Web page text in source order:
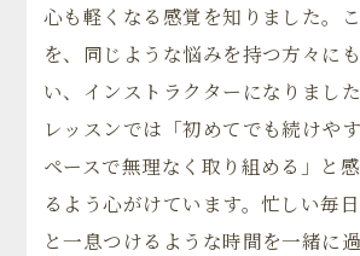
心も軽くなる感覚を知りました。
を、同じような悩みを持つ方々に
い、インストラクターになりました
レッスンでは「初めてでも続けや
ペースで無理なく取り組める」と
るよう心がけています。忙しい毎
と一息つけるような時間を一緒に